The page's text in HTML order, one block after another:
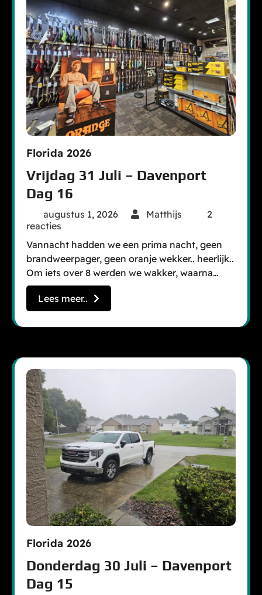
Florida 2026
Vrijdag 31 Juli – Davenport
Dag 16
augustus 1, 2026 Matthijs
2
reacties
Vannacht hadden we een prima nacht, geen
brandweerpager, geen oranje wekker.. heerlijk..
Om iets over 8 werden we wakker, waarna…
Lees meer..
Florida 2026
Donderdag 30 Juli – Davenport
Dag 15